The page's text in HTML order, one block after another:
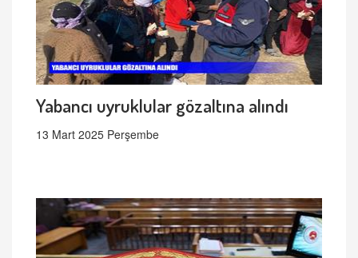
Yabancı uyruklular gözaltına alındı
13 Mart 2025 Perşembe